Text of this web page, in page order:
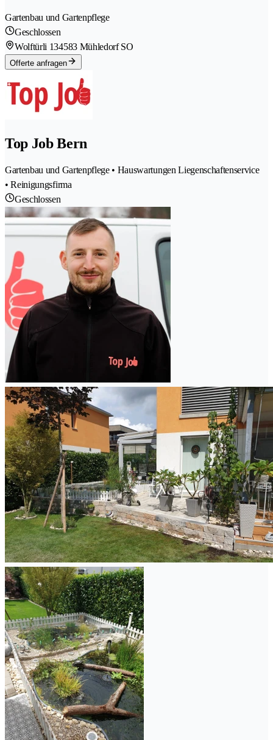
Gartenbau und Gartenpflege
Geschlossen
Wolftürli 134583 Mühledorf SO
Offerte anfragen
Top Job Bern
Gartenbau und Gartenpflege • Hauswartungen Liegenschaftenservice
• Reinigungsfirma
Geschlossen